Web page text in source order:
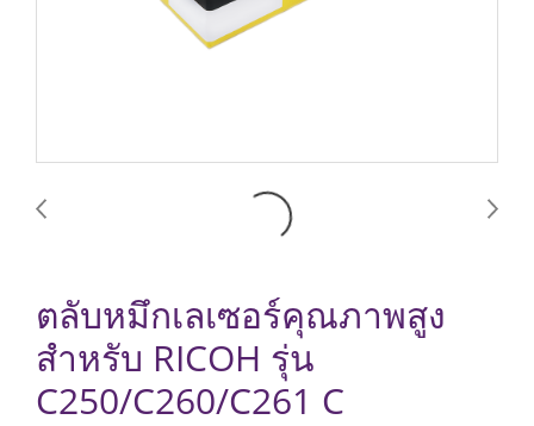
ตลับหมึกเลเซอร์คุณภาพสูง
สำหรับ RICOH รุ่น
C250/C260/C261 C